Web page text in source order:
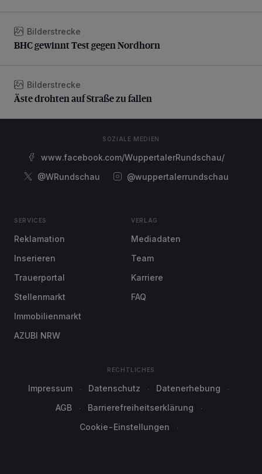
BHC gewinnt Test gegen Nordhorn
Bilderstrecke
BHC gewinnt Test gegen Nordhorn
Äste drohten auf Straße zu fallen
Bilderstrecke
Äste drohten auf Straße zu fallen
SOZIALE MEDIEN
www.facebook.com/WuppertalerRundschau/
@WRundschau
@wuppertalerrundschau
SERVICES
Reklamation
Inserieren
Trauerportal
Stellenmarkt
Immobilienmarkt
AZUBI NRW
VERLAG
Mediadaten
Team
Karriere
FAQ
RECHTLICHES
Impressum Datenschutz
Datenerhebung
AGB
Barrierefreiheitserklärung
Cookie-Einstellungen